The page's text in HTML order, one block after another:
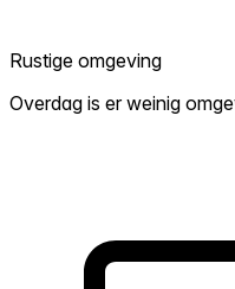
Rustige omgeving
Overdag is er weinig